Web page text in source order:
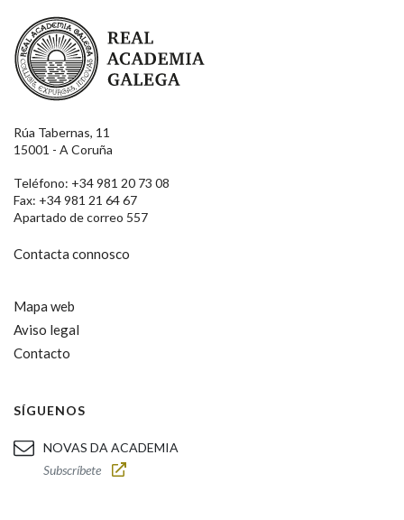
Real Academia Galega
Rúa Tabernas, 11
15001 - A Coruña
Teléfono: +34 981 20 73 08
Fax: +34 981 21 64 67
Apartado de correo 557
Contacta connosco
Mapa web
Aviso legal
Contacto
SÍGUENOS
NOVAS DA ACADEMIA
Subscríbete